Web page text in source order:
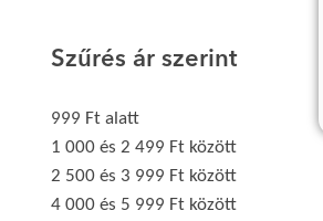
Szűrés ár szerint
999 Ft alatt
1 000 és 2 499 Ft között
2 500 és 3 999 Ft között
4 000 és 5 999 Ft között